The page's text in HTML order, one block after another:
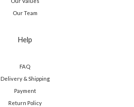
Our Team
Help
FAQ
Delivery & Shipping
Payment
Return Policy